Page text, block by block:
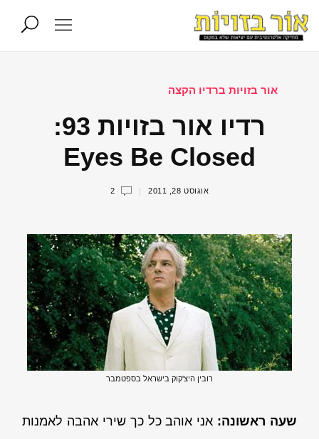
אור בזויות ברדיו הקצה
רדיו אור בזויות 93:
Eyes Be Closed
אוגוסט 28, 2011
רובין היצ'קוק בישראל בספטמבר
שעה ראשונה: אני אוהב כל כך שירי אהבה לאמנות